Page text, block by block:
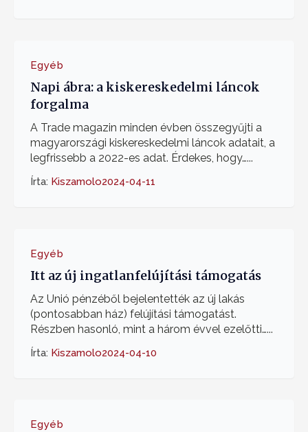
Egyéb
Napi ábra: a kiskereskedelmi láncok
forgalma
A Trade magazin minden évben összegyűjti a
magyarországi kiskereskedelmi láncok adatait, a
legfrissebb a 2022-es adat. Érdekes, hogy…...
Írta: Kiszamolo2024-04-11
Egyéb
Itt az új ingatlanfelújítási támogatás
Az Unió pénzéből bejelentették az új lakás
(pontosabban ház) felújítási támogatást.
Részben hasonló, mint a három évvel ezelőtti…...
Írta: Kiszamolo2024-04-10
Egyéb